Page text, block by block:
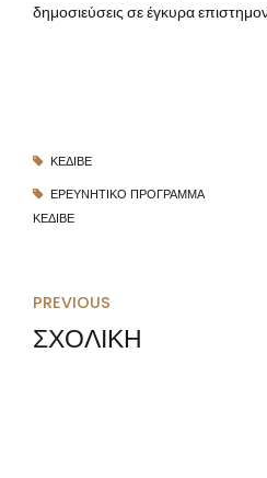
δημοσιεύσεις σε έγκυρα
ΚΕΔΙΒΕ
ΕΡΕΥΝΗΤΙΚΌ ΠΡΌΓΡΑΜΜΑ
ΚΕΔΙΒΕ
PREVIOUS
ΣΧΟΛΙΚΗ